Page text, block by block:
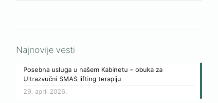
Najnovije vesti
Posebna usluga u našem Kabinetu – obuka za
Ultrazvučni SMAS lifting terapiju
29. april 2026.